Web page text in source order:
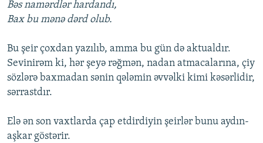
Bəs namərdlər hardandı,
Bax bu mənə dərd olub.
Bu şeir çoxdan yazılıb, amma bu gün də aktualdır.
Sevinirəm ki, hər şeyə rəğmən, nadan atmacalarına, çiy
sözlərə baxmadan sənin qələmin əvvəlki kimi kəsərlidir,
sərrastdır.
Elə ən son vaxtlarda çap etdirdiyin şeirlər bunu aydın-
aşkar göstərir.